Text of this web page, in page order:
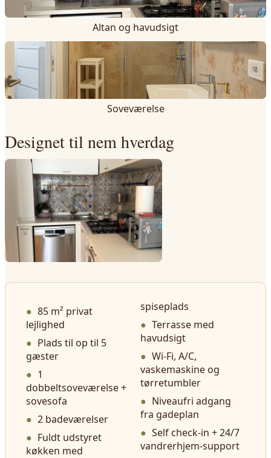
Altan og havudsigt
Soveværelse
Designet til nem hverdag
85 m² privat
lejlighed
Plads til op til 5
gæster
1
dobbeltsoveværelse +
sovesofa
2 badeværelser
Fuldt udstyret
køkken med
spiseplads
Terrasse med
havudsigt
Wi-Fi, A/C,
vaskemaskine og
tørretumbler
Niveaufri adgang
fra gadeplan
Self check-in + 24/7
vandrerhjem-support